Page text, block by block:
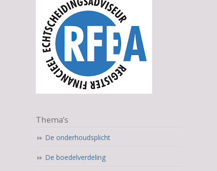
Thema’s
De onderhoudsplicht
De boedelverdeling